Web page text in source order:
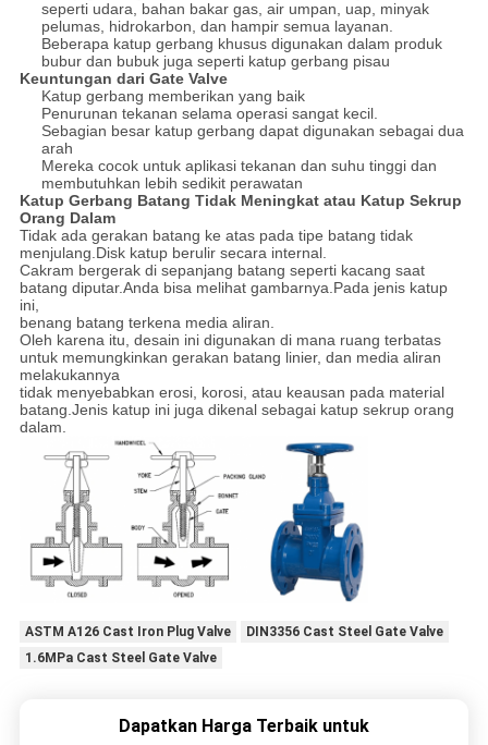
seperti udara, bahan bakar gas, air umpan, uap, minyak
pelumas, hidrokarbon, dan hampir semua layanan.
Beberapa katup gerbang khusus digunakan dalam produk
bubur dan bubuk juga seperti katup gerbang pisau
Keuntungan dari Gate Valve
Katup gerbang memberikan yang baik
Penurunan tekanan selama operasi sangat kecil.
Sebagian besar katup gerbang dapat digunakan sebagai dua
arah
Mereka cocok untuk aplikasi tekanan dan suhu tinggi dan
membutuhkan lebih sedikit perawatan
Katup Gerbang Batang Tidak Meningkat atau Katup Sekrup
Orang Dalam
Tidak ada gerakan batang ke atas pada tipe batang tidak
menjulang.Disk katup berulir secara internal.
Cakram bergerak di sepanjang batang seperti kacang saat
batang diputar.Anda bisa melihat gambarnya.Pada jenis katup
ini,
benang batang terkena media aliran.
Oleh karena itu, desain ini digunakan di mana ruang terbatas
untuk memungkinkan gerakan batang linier, dan media aliran
melakukannya
tidak menyebabkan erosi, korosi, atau keausan pada material
batang.Jenis katup ini juga dikenal sebagai katup sekrup orang
dalam.
ASTM A126 Cast Iron Plug Valve
DIN3356 Cast Steel Gate Valve
1.6MPa Cast Steel Gate Valve
Dapatkan Harga Terbaik untuk